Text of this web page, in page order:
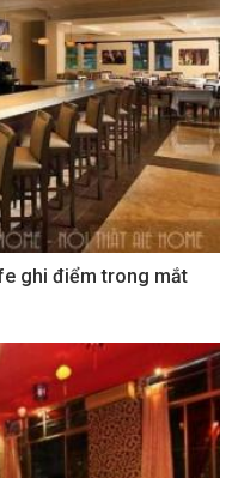
ghi điểm trong mắt